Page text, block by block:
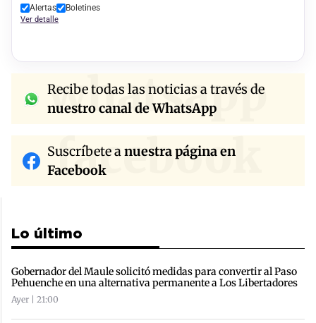
Alertas Boletines
Ver detalle
whatsapp
Recibe todas las noticias a través de
nuestro canal de WhatsApp
facebook
Suscríbete anuestra página en
Facebook
Lo último
Gobernador del Maule solicitó medidas para convertir al Paso
Pehuenche en una alternativa permanente a Los Libertadores
Ayer | 21:00